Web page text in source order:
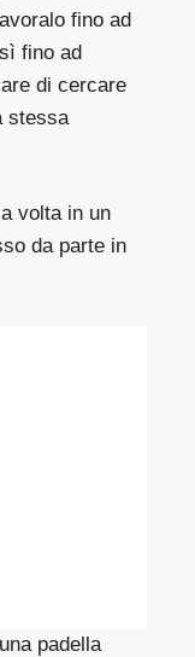
fino ad
fino ad
di cercare
stessa
volta in un
da parte in
padella